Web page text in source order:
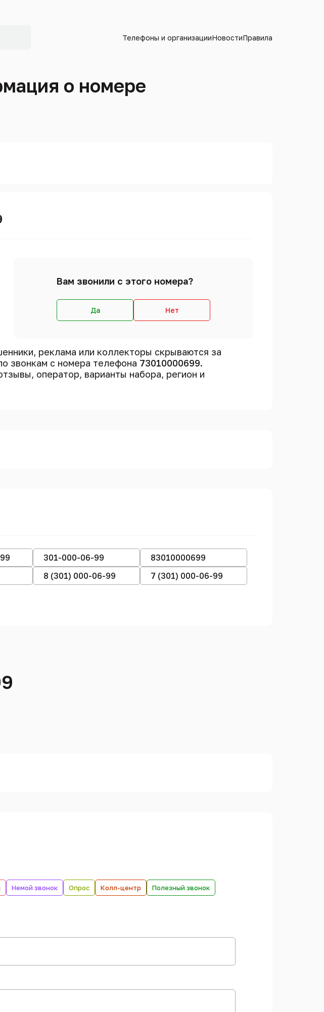
Телефоны и организацииНовостиПравила
о номере
Вам звонили с этого номера?
Да Нет
реклама или коллекторы скрываются за
звонкам с номера телефона 73010000699.
оператор, варианты набора, регион и
301-000-06-99
83010000699
8 (301) 000-06-99
7 (301) 000-06-99
Немой звонок Опрос Колл-центр Полезный звонок